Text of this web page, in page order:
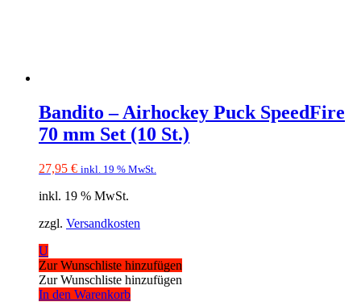
Bandito – Airhockey Puck SpeedFire
70 mm Set (10 St.)
27,95 € inkl. 19 % MwSt.
inkl. 19 % MwSt.
zzgl. Versandkosten
U
Zur Wunschliste hinzufügen
Zur Wunschliste hinzufügen
In den Warenkorb